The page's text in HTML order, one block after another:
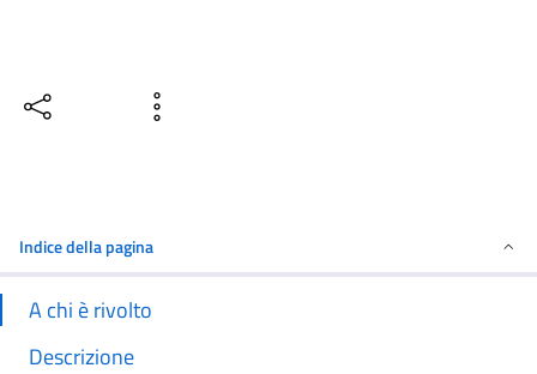
Indice della pagina
A chi è rivolto
Descrizione